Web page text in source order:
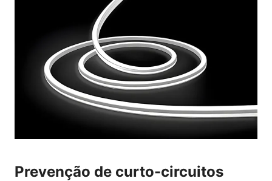
Prevenção de curto-circuitos